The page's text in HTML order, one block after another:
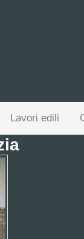
Lavori edili